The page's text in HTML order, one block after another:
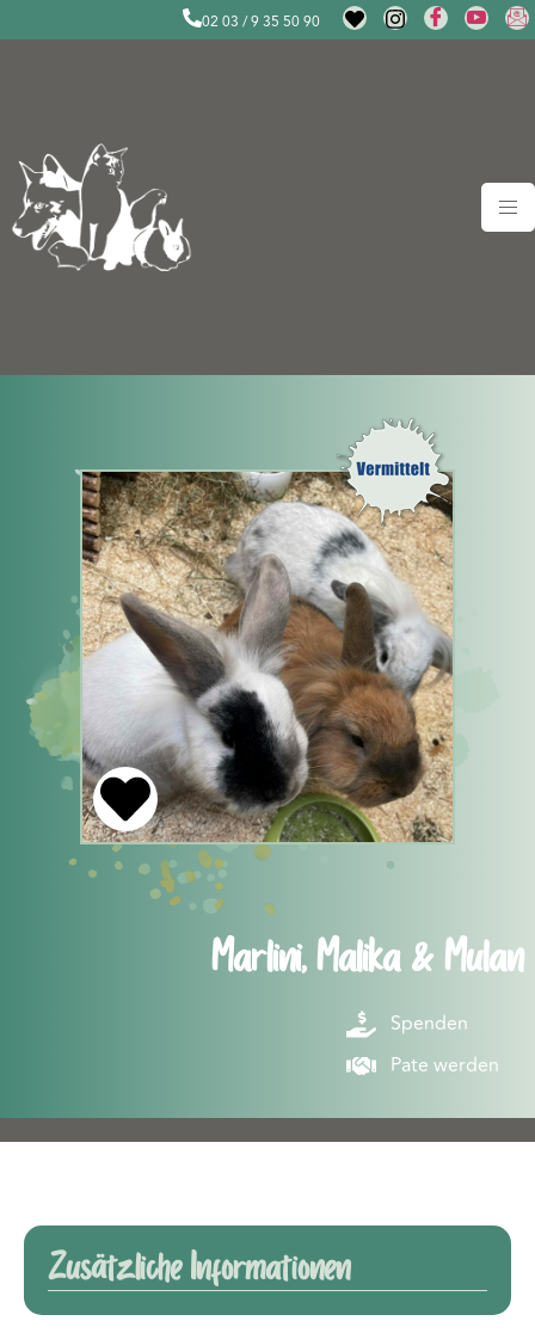
02 03 / 9 35 50 90
Marlini, Malika & Mulan
Spenden
Pate werden
Zusätzliche Informationen